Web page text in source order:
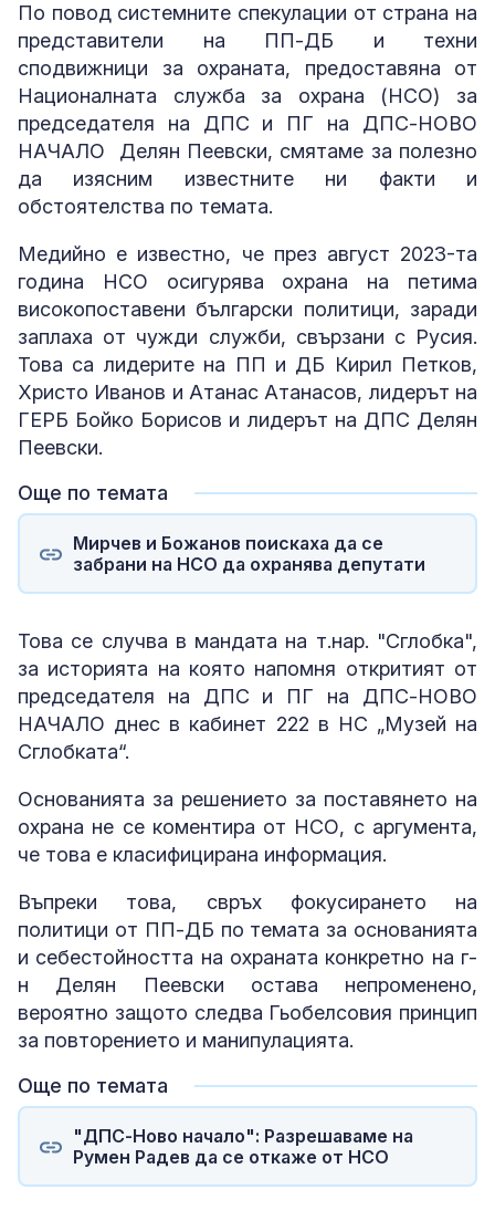
По повод системните спекулации от страна на
представители на ПП-ДБ и техни
сподвижници за охраната, предоставяна от
Националната служба за охрана (НСО) за
председателя на ДПС и ПГ на ДПС-НОВО
НАЧАЛО Делян Пеевски, смятаме за полезно
да изясним известните ни факти и
обстоятелства по темата.
Медийно е известно, че през август 2023-та
година НСО осигурява охрана на петима
високопоставени български политици, заради
заплаха от чужди служби, свързани с Русия.
Това са лидерите на ПП и ДБ Кирил Петков,
Христо Иванов и Атанас Атанасов, лидерът на
ГЕРБ Бойко Борисов и лидерът на ДПС Делян
Пеевски.
Още по темата
Мирчев и Божанов поискаха да се
забрани на НСО да охранява депутати
Това се случва в мандата на т.нар. "Сглобка",
за историята на която напомня откритият от
председателя на ДПС и ПГ на ДПС-НОВО
НАЧАЛО днес в кабинет 222 в НС „Музей на
Сглобката“.
Основанията за решението за поставянето на
охрана не се коментира от НСО, с аргумента,
че това е класифицирана информация.
Въпреки това, свръх фокусирането на
политици от ПП-ДБ по темата за основанията
и себестойността на охраната конкретно на г-
н Делян Пеевски остава непроменено,
вероятно защото следва Гьобелсовия принцип
за повторението и манипулацията.
Още по темата
"ДПС-Ново начало": Разрешаваме на
Румен Радев да се откаже от НСО